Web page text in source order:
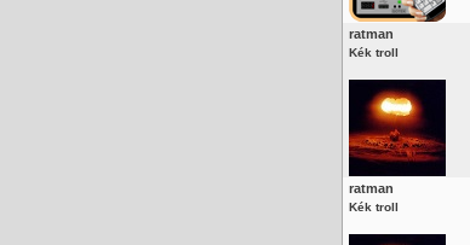
ratman
Kék troll
ratman
Kék troll